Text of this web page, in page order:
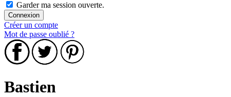
Garder ma session ouverte.
Créer un compte
Mot de passe oublié ?
Bastien